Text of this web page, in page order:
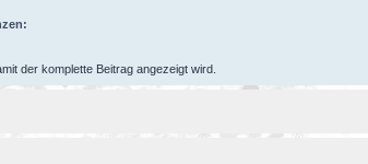
der komplette Beitrag angezeigt wird.